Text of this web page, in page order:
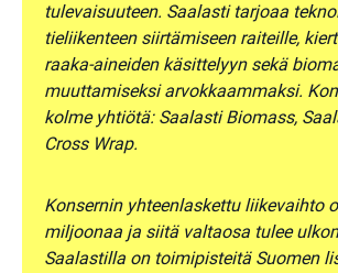
tulevaisuuteen. Saalasti tarjoaa
tieliikenteen siirtämiseen raiteille,
raaka-aineiden käsittelyyn sekä
muuttamiseksi arvokkaammaksi.
kolme yhtiötä: Saalasti Biomass,
Cross Wrap.
Konsernin yhteenlaskettu liikevaihto
miljoonaa ja siitä valtaosa tulee
Saalastilla on toimipisteitä Suomen